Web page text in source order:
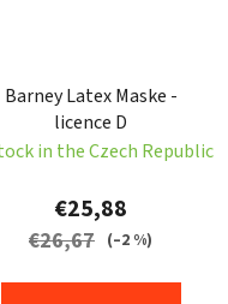
Barney Latex Maske -
licence D
in the Czech Republic
€25,88
€26,67 (–2 %)